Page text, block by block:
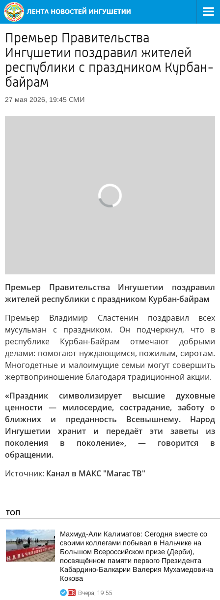
Премьер Правительства
Ингушетии поздравил жителей
республики с праздником Курбан-
байрам
27 мая 2026, 19:45 СМИ
Премьер Правительства Ингушетии поздравил
жителей республики с праздником Курбан-байрам
Премьер Владимир Сластенин поздравил всех
мусульман с праздником. Он подчеркнул, что в
республике Курбан-Байрам отмечают добрыми
делами: помогают нуждающимся, пожилым, сиротам.
Многодетные и малоимущие семьи могут совершить
жертвоприношение благодаря традиционной акции.
«Праздник символизирует высшие духовные
ценности — милосердие, сострадание, заботу о
ближних и преданность Всевышнему. Народ
Ингушетии хранит и передаёт эти заветы из
поколения в поколение», — говорится в
обращении.
Источник: Канал в МАКС "Магас ТВ"
ТОП
Махмуд-Али Калиматов: Сегодня вместе со
своими коллегами побывал в Нальчике на
Большом Всероссийском призе (Дерби),
посвящённом памяти первого Президента
Кабардино-Балкарии Валерия Мухамедовича
Кокова
Вчера, 19:55